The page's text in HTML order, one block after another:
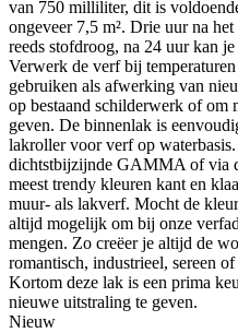
van 750 milliliter, dit is
ongeveer 7,5 m². Drie uur na
reeds stofdroog, na 24 uur kan
Verwerk de verf bij
gebruiken als afwerking van
op bestaand schilderwerk of om
geven. De binnenlak is
lakroller voor verf op
dichtstbijzijnde GAMMA of via
meest trendy kleuren kant en
muur- als lakverf. Mocht de
altijd mogelijk om bij onze
mengen. Zo creëer je altijd de
romantisch, industrieel, sereen
Kortom deze lak is een prima
nieuwe uitstraling te geven.
Nieuw